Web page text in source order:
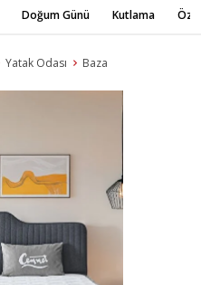
Doğum Günü Kutlama
Yatak Odası Baza